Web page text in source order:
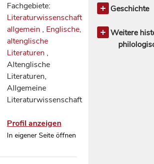
Fachgebiete:
Literaturwissenschaft
allgemein , Englische,
altenglische
Literaturen ,
Altenglische
Literaturen,
Allgemeine
Literaturwissenschaft
Profil anzeigen
In eigener Seite öffnen
Slawische
Sprachen
allgemein
Deutsche
Geschichte
Archäologie
Weitere